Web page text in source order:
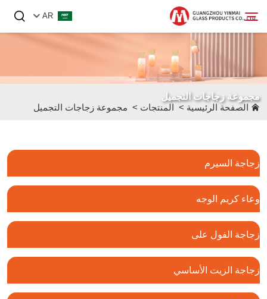
AR
الصفحة الرئيسية
المنتجات
الأخبار
مجموعة زجاجات التجميل
الصفحة الرئيسية > المنتجات > مجموعة زجاجات التجميل
زجاجة السيرم
وعاء كريم الوجه
زجاجة الفول على
زجاجة الزيت الأساسي